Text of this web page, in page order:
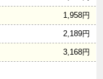
1,958円
2,189円
3,168円